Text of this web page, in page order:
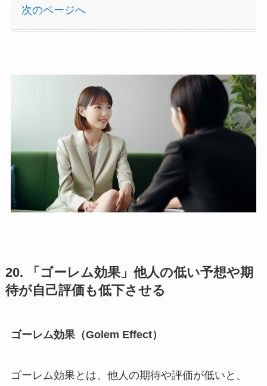
次のページへ
20. 「ゴーレム効果」他人の低い予想や期
待が自己評価も低下させる
ゴーレム効果（Golem Effect）
ゴーレム効果とは、他人の期待や評価が低いと、